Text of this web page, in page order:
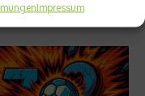
Impressum